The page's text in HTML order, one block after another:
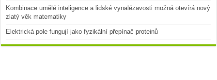
Kombinace umělé inteligence a lidské vynalézavosti možná otevírá nový
zlatý věk matematiky
Elektrická pole fungují jako fyzikální přepínač proteinů